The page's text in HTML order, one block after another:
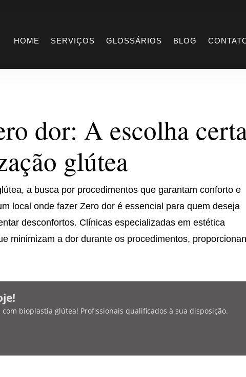
HOME SERVIÇOS GLOSSÁRIOS BLOG
dor
dor: A escolha
glútea
a busca por procedimentos que garantam conforto e
local onde fazer Zero dor é essencial para quem deseja
desconfortos. Clínicas especializadas em estética
minimizam a dor durante os procedimentos,
bioplastia glútea! Profissionais qualificados à sua disposição.